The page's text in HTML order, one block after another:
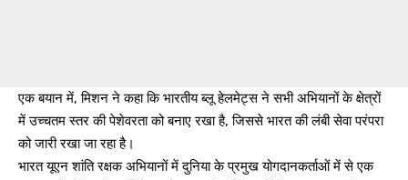
एक बयान में, मिशन ने कहा कि भारतीय ब्लू हेलमेट्स ने सभी अभियानों के क्षेत्रों
में उच्चतम स्तर की पेशेवरता को बनाए रखा है, जिससे भारत की लंबी सेवा परंपरा
को जारी रखा जा रहा है।
भारत यूएन शांति रक्षक अभियानों में दुनिया के प्रमुख योगदानकर्ताओं में से एक